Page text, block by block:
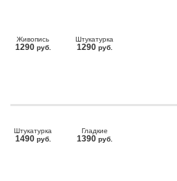
Живопись
1290 руб.
Штукатурка
1290 руб.
Штукатурка
1490 руб.
Гладкие
1390 руб.